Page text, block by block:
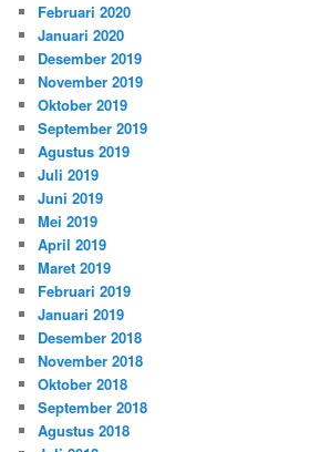
Februari 2020
Januari 2020
Desember 2019
November 2019
Oktober 2019
September 2019
Agustus 2019
Juli 2019
Juni 2019
Mei 2019
April 2019
Maret 2019
Februari 2019
Januari 2019
Desember 2018
November 2018
Oktober 2018
September 2018
Agustus 2018